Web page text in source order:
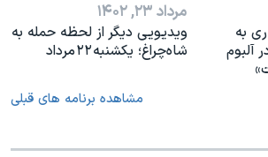
به
آلبوم
مرداد ۲۳, ۱۴۰۲
ویدیویی دیگر از لحظه حمله به
شاه‌چراغ؛ یکشنبه ۲۲ مرداد
مشاهده برنامه های قبلی